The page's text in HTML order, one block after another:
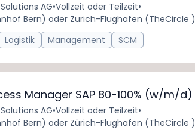
AG•Vollzeit oder Teilzeit•
Bern) oder Zürich-Flughafen (TheCircle )
Logistik Management SCM
Manager SAP 80-100% (w/m/d)
AG•Vollzeit oder Teilzeit•
Bern) oder Zürich-Flughafen (TheCircle )